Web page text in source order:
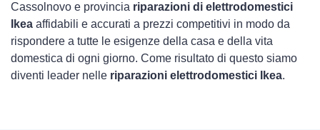
Cassolnovo e provincia riparazioni di elettrodomestici
Ikea affidabili e accurati a prezzi competitivi in modo da
rispondere a tutte le esigenze della casa e della vita
domestica di ogni giorno. Come risultato di questo siamo
diventi leader nelle riparazioni elettrodomestici Ikea.